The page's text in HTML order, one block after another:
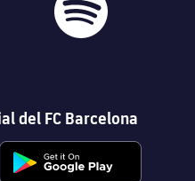
del FC Barcelona